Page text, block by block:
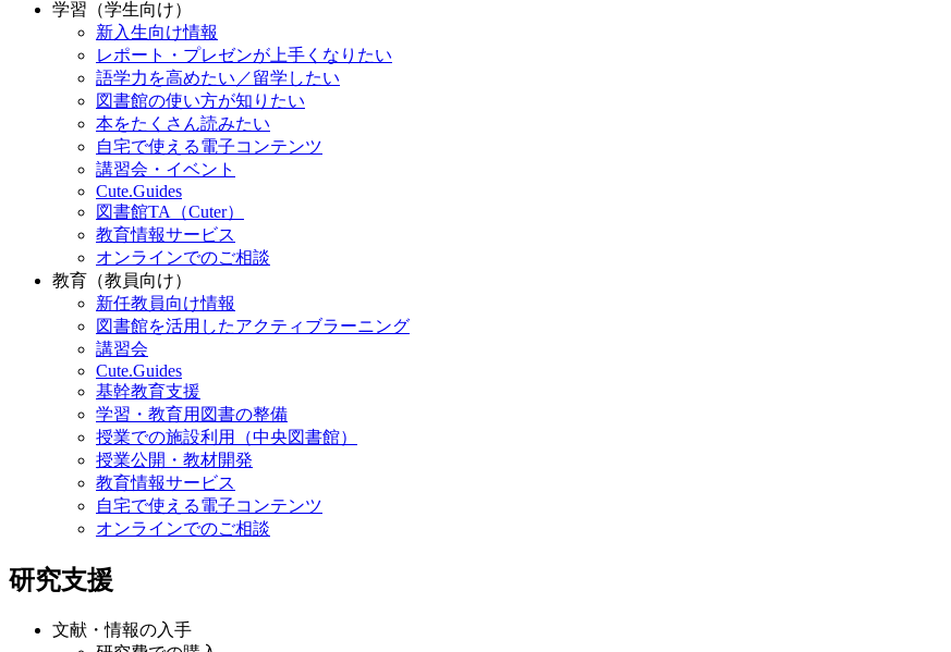
学習（学生向け）
新入生向け情報
レポート・プレゼンが上手くなりたい
語学力を高めたい／留学したい
図書館の使い方が知りたい
本をたくさん読みたい
自宅で使える電子コンテンツ
講習会・イベント
Cute.Guides
図書館TA（Cuter）
教育情報サービス
オンラインでのご相談
教育（教員向け）
新任教員向け情報
図書館を活用したアクティブラーニング
講習会
Cute.Guides
基幹教育支援
学習・教育用図書の整備
授業での施設利用（中央図書館）
授業公開・教材開発
教育情報サービス
自宅で使える電子コンテンツ
オンラインでのご相談
研究支援
文献・情報の入手